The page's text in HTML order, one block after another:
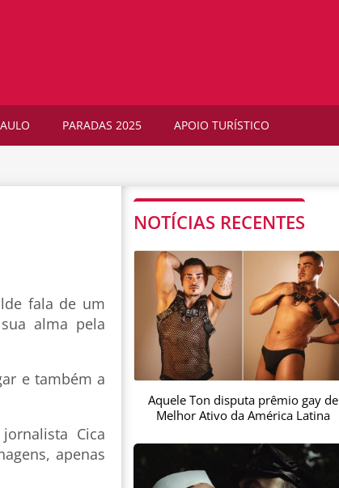
PARADAS 2025 APOIO TURÍSTICO
fala de um
alma pela
e também a
Cica
apenas
NOTÍCIAS RECENTES
Aquele Ton disputa prêmio gay de
Melhor Ativo da América Latina